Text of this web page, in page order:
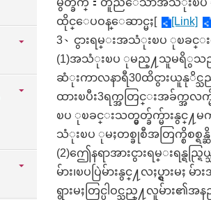
မွတ္ခ်က္：တူညီေသာအသံုးၿပ ုၿ
ထိုင္ေပဝန္ေဆာင္မႈ[
[Link]
3、ငွားရမ္းအသံုးၿပ ုၿခင္
(1)အသံုးၿပ ုမည္႔သူမရိွသည္႔က
ဆံုးကာလနာရီ30ထိငွားယူနုိင္သည္
ထားၿပီး3ရက္အတြင္းအခ်က္အ
ၿပ ုၿခင္းသတ္မွတ္ခ်က္မ်ားနွင္႔မ
သံုးၿပ ုမႈတစ္ခုစီအတြက္စိစစ္ရ
(2)ဤေနရာအားငွားရမ္းရန္ရည္
မ်ား၊ၿပပြဲမ်ားနွင္႔လႈပ္ရွာ
ရွားမႈတြင္ပါဝင္သည္႔လူမ်ား